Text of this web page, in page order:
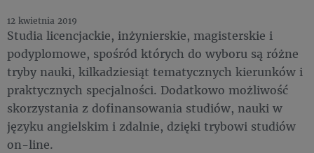
12 kwietnia 2019
Studia licencjackie, inżynierskie, magisterskie i
podyplomowe, spośród których do wyboru są różne
tryby nauki, kilkadziesiąt tematycznych kierunków i
praktycznych specjalności. Dodatkowo możliwość
skorzystania z dofinansowania studiów, nauki w
języku angielskim i zdalnie, dzięki trybowi studiów
on-line.